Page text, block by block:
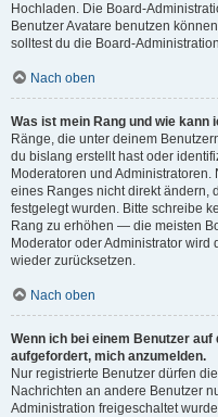
Hochladen. Die Board-
Benutzer Avatare benutzen
solltest du die Board-
Nach oben
Was ist mein Rang und wie kann
Ränge, die unter deinem
du bislang erstellt hast oder
Moderatoren und
eines Ranges nicht direkt ändern,
festgelegt wurden. Bitte schreibe
Rang zu erhöhen — die meisten
Moderator oder Administrator
wieder zurücksetzen.
Nach oben
Wenn ich bei einem Benutzer
aufgefordert, mich anzumelden.
Nur registrierte Benutzer dürfen
Nachrichten an andere Benutzer
Administration freigeschaltet